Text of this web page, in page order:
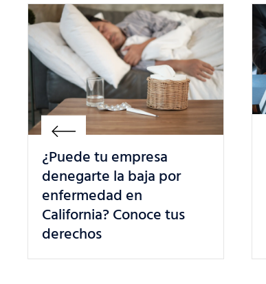
¿Qué puedes hacer si
sufres un trato injusto en
el trabajo en California?